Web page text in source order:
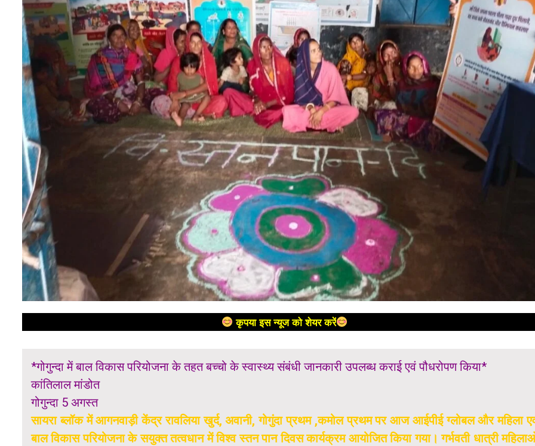
कृपया इस न्यूज को शेयर करें
*गोगुन्दा में बाल विकास परियोजना के तहत बच्चो के स्वास्थ्य संबंधी जानकारी उपलब्ध कराई एवं पौधरोपण किया*
कांतिलाल मांडोत
गोगुन्दा 5 अगस्त
सायरा ब्लॉक में आगनवाड़ी केंद्र रावलिया खुर्द, अवानी, गोगुंदा प्रथम ,कमोल प्रथम पर आज आईपीई ग्लोबल और महिला
बाल विकास परियोजना के सयुक्त तत्वधान में विश्व स्तन पान दिवस कार्यक्रम आयोजित किया गया। गर्भवती धात्री